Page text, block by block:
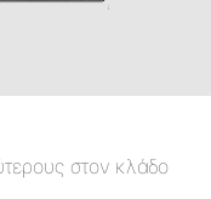
στον κλάδο